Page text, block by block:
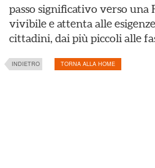
passo significativo verso una
vivibile e attenta alle
cittadini, dai più piccoli alle
INDIETRO TORNA ALLA HOME